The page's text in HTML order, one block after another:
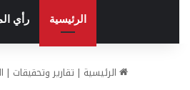
الرئيسية رأي
الرئيسية | تقارير وتحقيقات |